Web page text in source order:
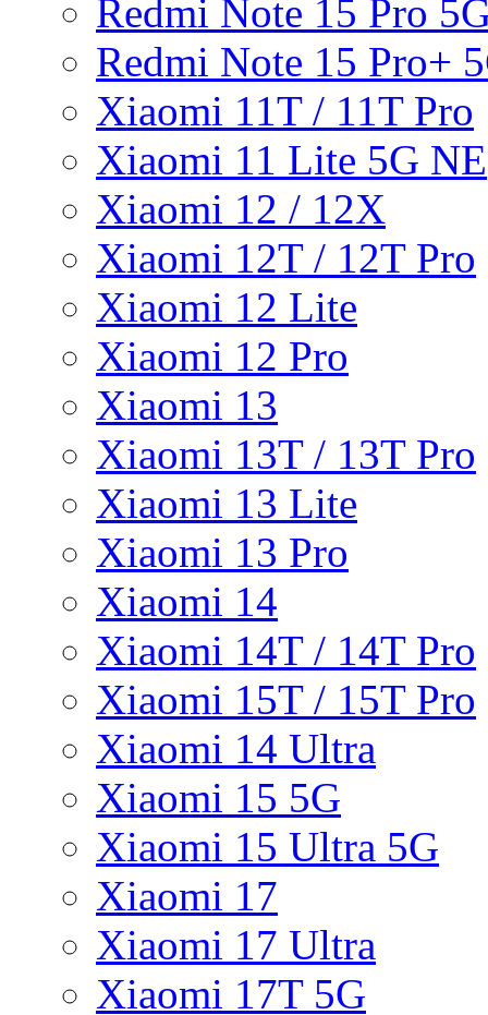
Redmi Note 15 Pro
Redmi Note 15 Pro+
Xiaomi 11T / 11T Pro
Xiaomi 11 Lite 5G NE
Xiaomi 12 / 12X
Xiaomi 12T / 12T Pro
Xiaomi 12 Lite
Xiaomi 12 Pro
Xiaomi 13
Xiaomi 13T / 13T Pro
Xiaomi 13 Lite
Xiaomi 13 Pro
Xiaomi 14
Xiaomi 14T / 14T Pro
Xiaomi 15T / 15T Pro
Xiaomi 14 Ultra
Xiaomi 15 5G
Xiaomi 15 Ultra 5G
Xiaomi 17
Xiaomi 17 Ultra
Xiaomi 17T 5G